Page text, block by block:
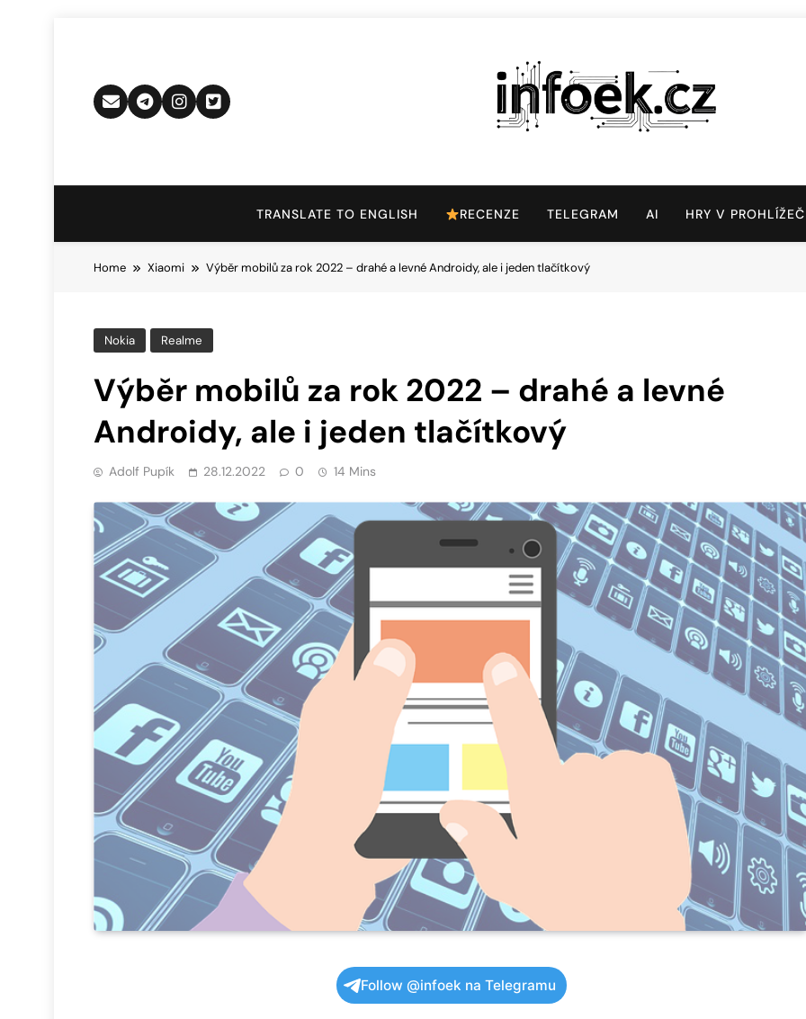
Infoek.cz
TRANSLATE TO ENGLISH RECENZE TELEGRAM AI HRY V
Home Xiaomi Výběr mobilů za rok 2022 – drahé a levné Androidy, ale i jeden tlačítkový
Nokia Realme
Výběr mobilů za rok 2022 – drahé a levné
Androidy, ale i jeden tlačítkový
Adolf Pupík 28.12.2022 0 14 Mins
Follow @infoek na Telegramu